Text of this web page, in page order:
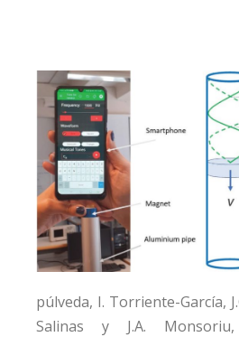
púlveda, I. Torriente-García,
Salinas y J.A.